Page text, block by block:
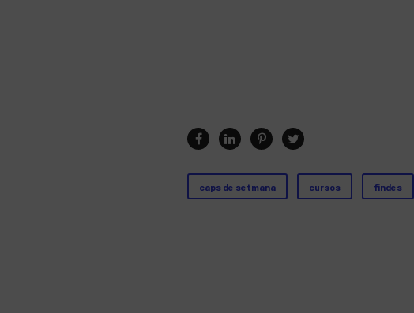
caps de setmana cursos findes